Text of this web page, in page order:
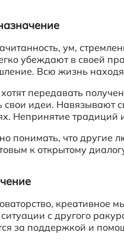
ум,
убеждают в своей
Всю жизнь
передавать
свои идеи. Навязывают
Непринятие традиций
понимать, что другие
к открытому
креативное
с другого
за поддержкой и